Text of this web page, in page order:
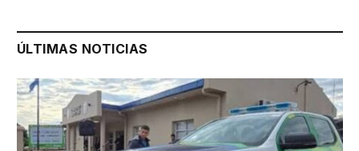
ÚLTIMAS NOTICIAS